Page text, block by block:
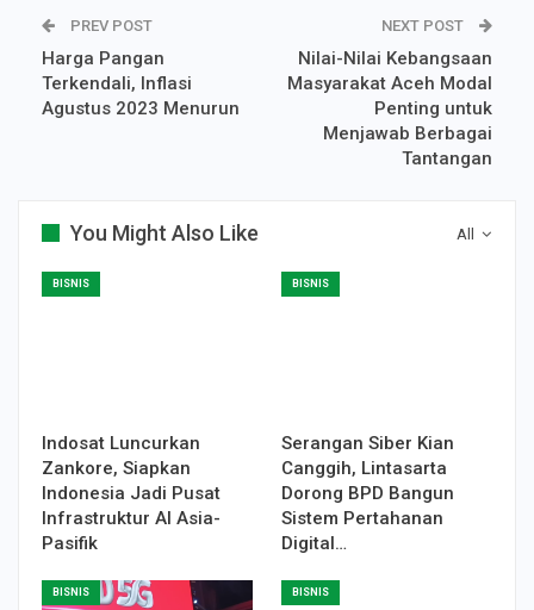
PREV POST
Harga Pangan
Terkendali, Inflasi
Agustus 2023 Menurun
NEXT POST
Nilai-Nilai Kebangsaan
Masyarakat Aceh Modal
Penting untuk
Menjawab Berbagai
Tantangan
All
You Might Also Like
BISNIS
Indosat Luncurkan
Zankore, Siapkan
Indonesia Jadi Pusat
Infrastruktur AI Asia-
Pasifik
BISNIS
Serangan Siber Kian
Canggih, Lintasarta
Dorong BPD Bangun
Sistem Pertahanan
Digital…
BISNIS BISNIS